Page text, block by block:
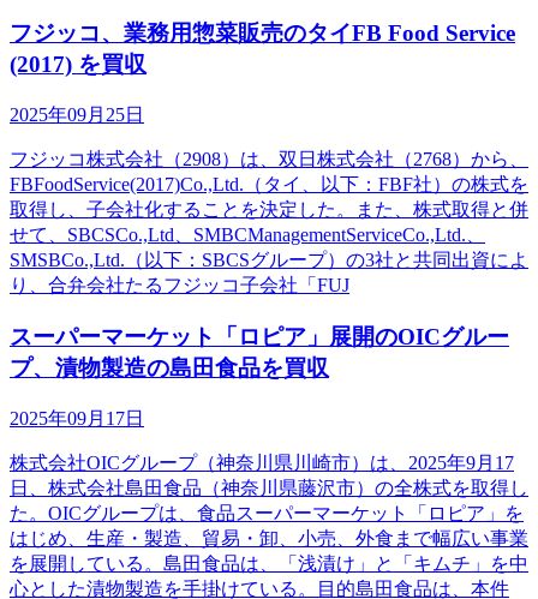
フジッコ、業務用惣菜販売のタイFB Food Service
(2017) を買収
2025年09月25日
フジッコ株式会社（2908）は、双日株式会社（2768）から、
FBFoodService(2017)Co.,Ltd.（タイ、以下：FBF社）の株式を
取得し、子会社化することを決定した。また、株式取得と併
せて、SBCSCo.,Ltd、SMBCManagementServiceCo.,Ltd.、
SMSBCo.,Ltd.（以下：SBCSグループ）の3社と共同出資によ
り、合弁会社たるフジッコ子会社「FUJ
スーパーマーケット「ロピア」展開のOICグルー
プ、漬物製造の島田食品を買収
2025年09月17日
株式会社OICグループ（神奈川県川崎市）は、2025年9月17
日、株式会社島田食品（神奈川県藤沢市）の全株式を取得し
た。OICグループは、食品スーパーマーケット「ロピア」を
はじめ、生産・製造、貿易・卸、小売、外食まで幅広い事業
を展開している。島田食品は、「浅漬け」と「キムチ」を中
心とした漬物製造を手掛けている。目的島田食品は、本件